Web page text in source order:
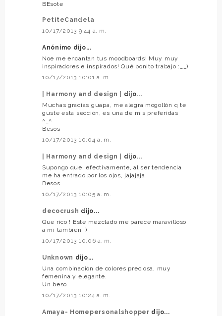
BEsote
PetiteCandela
10/17/2013 9:44 a. m.
Anónimo dijo...
Noe me encantan tus moodboards! Muy muy
inspiradores e inspirados! Qué bonito trabajo :__)
10/17/2013 10:01 a. m.
| Harmony and design |
dijo...
Muchas gracias guapa, me alegra mogollón q te
guste esta sección, es una de mis preferidas
^_^
Besos
10/17/2013 10:04 a. m.
| Harmony and design |
dijo...
Supongo que, efectivamente, al ser tendencia
me ha entrado por los ojos, jajajaja.
Besos
10/17/2013 10:05 a. m.
decocrush dijo...
Que rico ! Este mezclado me parece maravilloso
a mi tambien :)
10/17/2013 10:06 a. m.
Unknown dijo...
Una combinación de colores preciosa, muy
femenina y elegante.
Un beso
10/17/2013 10:24 a. m.
Amaya- Homepersonalshopper dijo...